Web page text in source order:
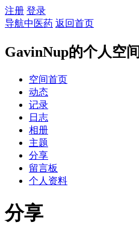
注册 登录
导航中医药 返回首页
GavinNup的个人空间
空间首页
动态
记录
日志
相册
主题
分享
留言板
个人资料
分享